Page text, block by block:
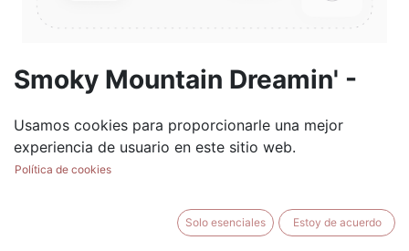
Smoky Mountain Dreamin' -
(0 reseña)
$5.99
Usamos cookies para proporcionarle una mejor
experiencia de usuario en este sitio web.
Política de cookies
Solo esenciales Estoy de acuerdo